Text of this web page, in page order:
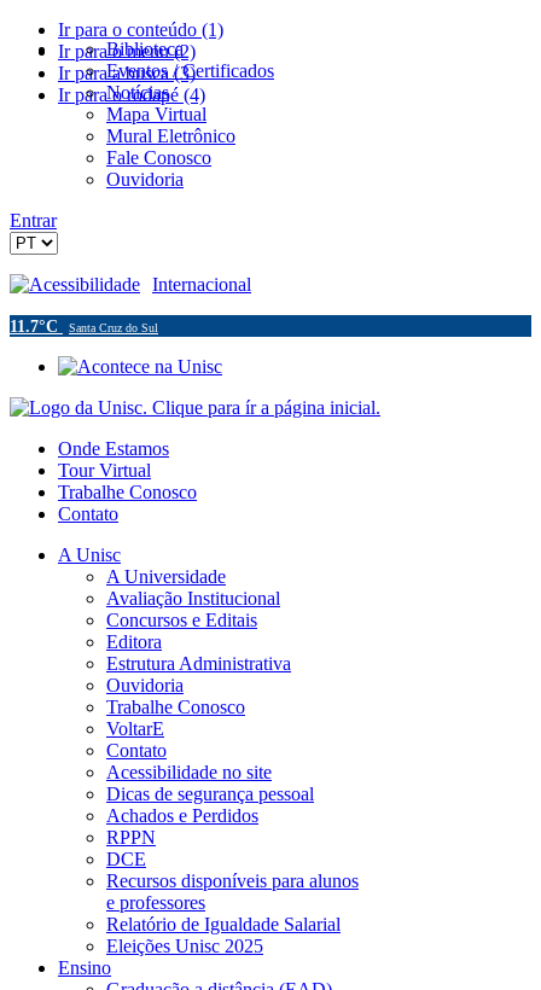
Ir para o conteúdo (1)
Ir para o menu (2)
Ir para a busca (3)
Ir para o rodapé (4)
Biblioteca
Eventos / Certificados
Notícias
Mapa Virtual
Mural Eletrônico
Fale Conosco
Ouvidoria
Entrar
Acessibilidade Internacional
11.7°C Santa Cruz do Sul
Onde Estamos
Tour Virtual
Trabalhe Conosco
Contato
A Unisc
A Universidade
Avaliação Institucional
Concursos e Editais
Editora
Estrutura Administrativa
Ouvidoria
Trabalhe Conosco
VoltarE
Contato
Acessibilidade no site
Dicas de segurança pessoal
Achados e Perdidos
RPPN
DCE
Recursos disponíveis para alunos
e professores
Relatório de Igualdade Salarial
Eleições Unisc 2025
Ensino